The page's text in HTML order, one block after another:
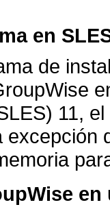
en
de
11,
excepción